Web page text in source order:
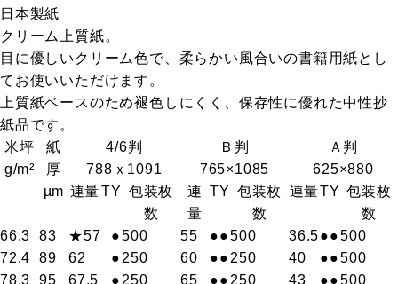
日本製紙
クリーム上質紙。
目に優しいクリーム色で、柔らかい風合いの書籍用紙とし
てお使いいただけます。
上質紙ベースのため褪色しにくく、保存性に優れた中性抄
紙品です。
米坪
g/m²
紙
厚
µm
4/6判
788ｘ1091
Ｂ判
765×1085
Ａ判
625×880
連量TY 包装枚
数
連
量
TY 包装枚
数
連量TY 包装枚
数
66.3
83 ★57 ●500 55 ●●500 36.5●●500
72.4
89 62 ● 250 60 ●● 250 40 ●●500
78.3
95 67.5 ● 250 65 ●● 250 43 ●●500